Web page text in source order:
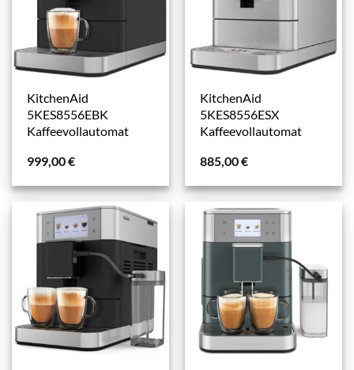
KitchenAid
5KES8556EBK
Kaffeevollautomat
999,00€
KitchenAid
5KES8556ESX
Kaffeevollautomat
885,00€